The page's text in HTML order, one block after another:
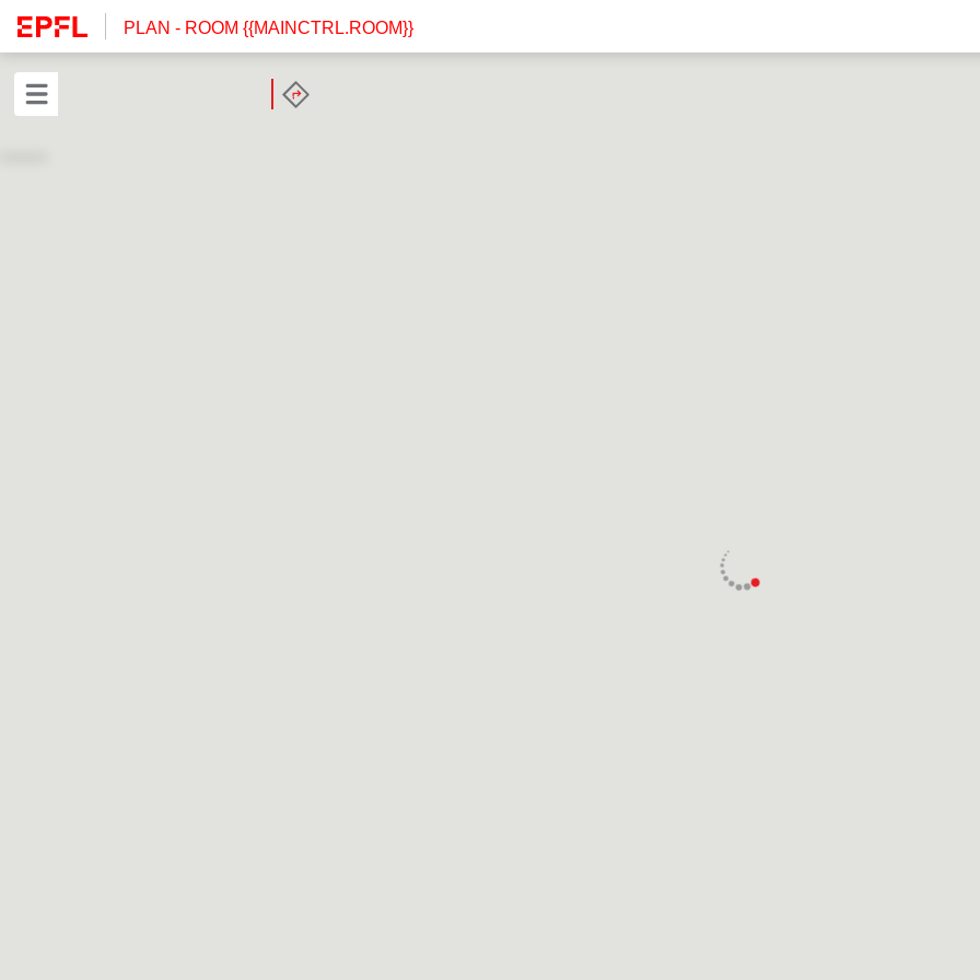
PLAN - ROOM {{MAINCTRL.ROOM}}